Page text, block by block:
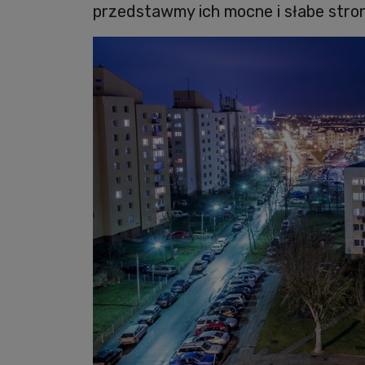
przedstawmy ich mocne i słabe